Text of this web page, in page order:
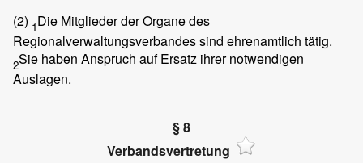
(2) 1Die Mitglieder der Organe des
Regionalverwaltungsverbandes sind ehrenamtlich tätig.
2Sie haben Anspruch auf Ersatz ihrer notwendigen
Auslagen.
§ 8
Verbandsvertretung